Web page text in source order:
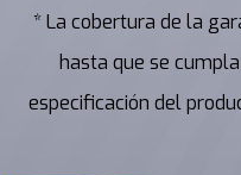
* La cobertura de la
hasta que se
especificación del